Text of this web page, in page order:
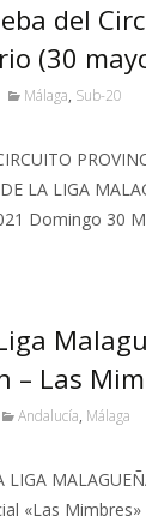
del
(30
Málaga, Sub-20
LA LIGA
Domingo 30
– Las
Andalucía, Málaga
LIGA
«Las